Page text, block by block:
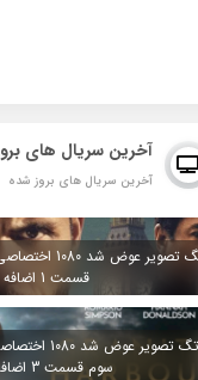
آخرین سریال های
آخرین سریال های بروز شده
تگ تصویر
قسمت 1 اضافه شد }
تگ تصویر
سوم قسمت 3 اضافه شد }